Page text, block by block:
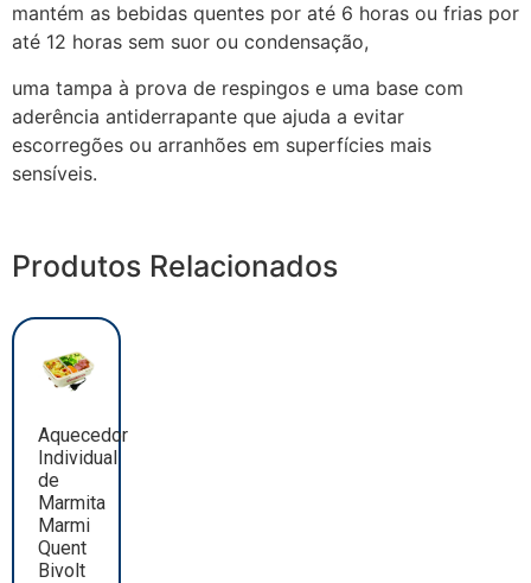
mantém as bebidas quentes por até 6 horas ou frias por
até 12 horas sem suor ou condensação,
uma tampa à prova de respingos e uma base com
aderência antiderrapante que ajuda a evitar
escorregões ou arranhões em superfícies mais
sensíveis.
Produtos Relacionados
Aquecedor
Individual
de
Marmita
Marmi
Quent
Bivolt